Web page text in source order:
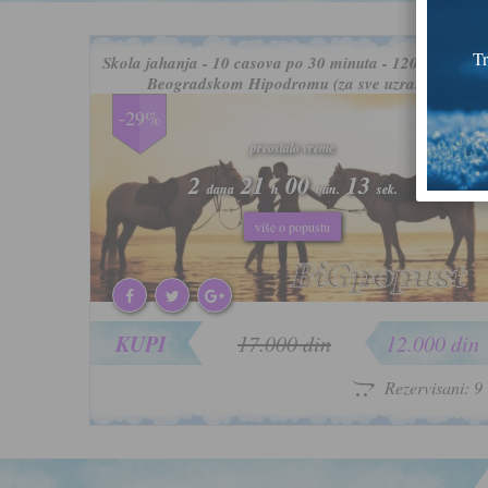
Skola jahanja - 10 casova po 30 minuta - 12000 rsd na
Beogradskom Hipodromu (za sve uzraste)
-29%
preostalo vreme
2dana 21h 00min. 10sek.
više o popustu
preostalo vreme
2dana 21h 00min. 10sek.
više o popustu
KUPI 17.000 din 12.000 din
Rezervisani: 9